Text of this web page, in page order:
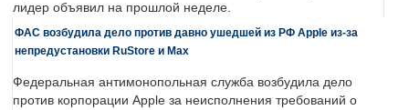
лидер объявил на прошлой неделе.
ФАС возбудила дело против давно ушедшей из РФ Apple из-за
непредустановки RuStore и Max
Федеральная антимонопольная служба возбудила дело
против корпорации Apple за неисполнения требований о